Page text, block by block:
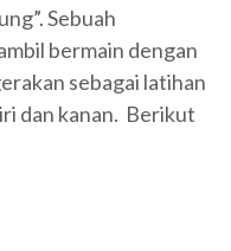
Sebuah
bermain dengan
sebagai latihan
dan kanan. Berikut